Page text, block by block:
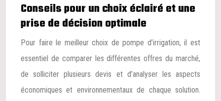
Conseils pour un choix éclairé et une
prise de décision optimale
Pour faire le meilleur choix de pompe d’irrigation, il est
essentiel de comparer les différentes offres du marché,
de solliciter plusieurs devis et d’analyser les aspects
économiques et environnementaux de chaque solution.